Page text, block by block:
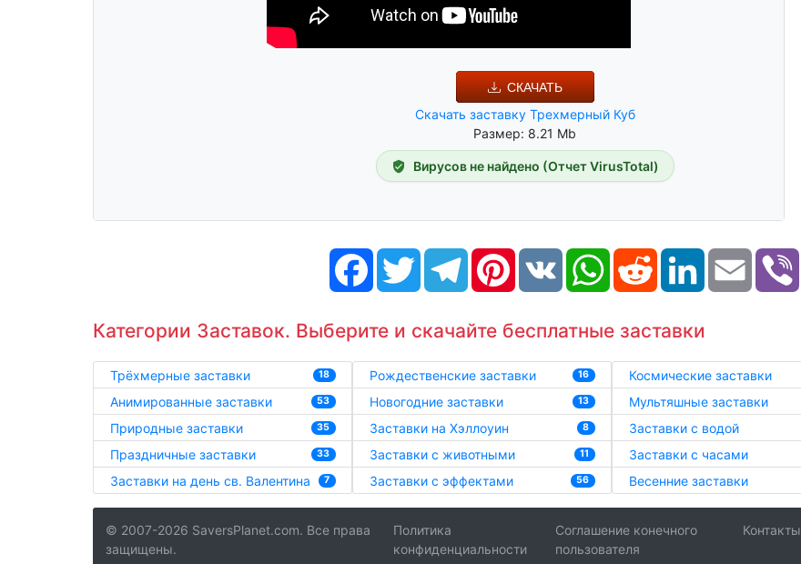
СКАЧАТЬ
Скачать заставку Трехмерный Куб
Размер: 8.21 Mb
Вирусов не найдено (Отчет VirusTotal)
FacebookTwitter TelegramPinterestVK WhatsAppReddit LinkedIn Email
Категории Заставок. Выберите и скачайте бесплатные заставки
Трёхмерные заставки 18
Анимированные заставки 53
Природные заставки 35
Праздничные заставки 33
Заставки на день св. Валентина 7
Рождественские заставки 16
Новогодние заставки 13
Заставки на Хэллоуин 8
Заставки с животными 11
Заставки с эффектами 56
Космические заставки
Мультяшные заставки
Заставки с водой
Заставки с часами
Весенние заставки
© 2007-2026 SaversPlanet.com. Все права
защищены.
Политика
конфиденциальности
Соглашение конечного
пользователя
Контакты